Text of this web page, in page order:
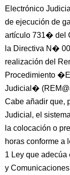
Electrónico
de ejecución de
artículo 731� del
la Directiva N�
realización del
Procedimiento
Judicial�
Cabe añadir que,
Judicial, el
la colocación o
horas conforme a
1 Ley que adecúa
y